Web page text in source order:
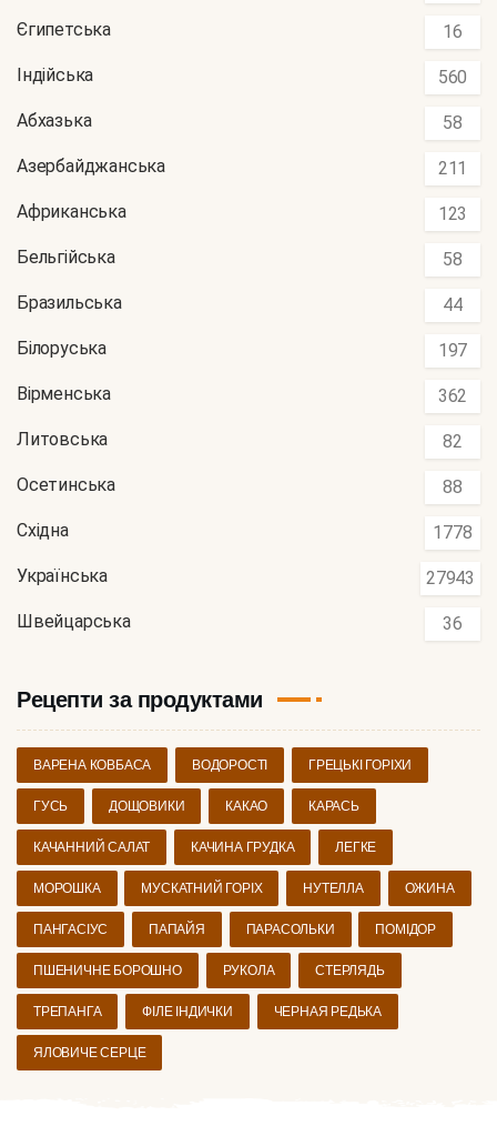
Єгипетська 16
Індійська 560
Абхазька 58
Азербайджанська 211
Африканська 123
Бельгійська 58
Бразильська 44
Білоруська 197
Вірменська 362
Литовська 82
Осетинська 88
Східна 1778
Українська 27943
Швейцарська 36
Рецепти за продуктами
ВАРЕНА КОВБАСА ВОДОРОСТІ ГРЕЦЬКІ ГОРІХИ
ГУСЬ ДОЩОВИКИ КАКАО КАРАСЬ
КАЧАННИЙ САЛАТ КАЧИНА ГРУДКА ЛЕГКЕ
МОРОШКА МУСКАТНИЙ ГОРІХ НУТЕЛЛА ОЖИНА
ПАНГАСІУС ПАПАЙЯ ПАРАСОЛЬКИ ПОМІДОР
ПШЕНИЧНЕ БОРОШНО РУКОЛА СТЕРЛЯДЬ
ТРЕПАНГА ФІЛЕ ІНДИЧКИ ЧЕРНАЯ РЕДЬКА
ЯЛОВИЧЕ СЕРЦЕ